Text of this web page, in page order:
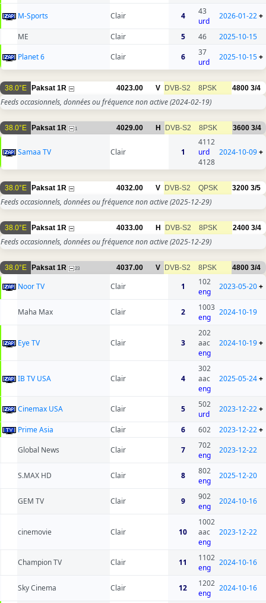
M-Sports Clair 4
43
urd
2026-01-22+
ME Clair 5 46
2025-10-15
Planet 6
Clair 6
37
urd
2025-10-15+
38.0°E Paksat 1R 4023.00 V DVB-S2 8PSK 4800 3/4
Feeds occasionnels, données ou fréquence non active(2024-02-19)
38.0°E Paksat 1R 1 4029.00 H DVB-S2 8PSK 3600 3/4
Samaa TV Clair 1
4112
urd
4128
2024-10-09+
38.0°E Paksat 1R 4032.00 V DVB-S2 QPSK 3200 3/5
Feeds occasionnels, données ou fréquence non active(2025-12-29)
38.0°E Paksat 1R 4033.00 H DVB-S2 8PSK 2400 3/4
Feeds occasionnels, données ou fréquence non active(2025-12-29)
38.0°E Paksat 1R 23 4037.00 V DVB-S2 8PSK 4800 3/4
Noor TV Clair 1
102
eng
2023-05-20+
Maha Max Clair 2
1003
eng
2024-10-19
Eye TV Clair 3
202
aac
eng
2024-10-19+
IB TV USA Clair 4
302
aac
eng
2025-05-24+
Cinemax USA Clair 5
502
urd
2023-12-22+
Prime Asia Clair 6 602 2023-12-22+
Global News
Clair 7
702
eng
2023-12-22
S.MAX HD Clair 8
802
eng
2025-12-20
GEM TV Clair 9
902
eng
2024-10-16
cinemovie Clair 10
1002
aac
eng
2023-12-22
Champion TV Clair 11
1102
eng
2024-10-16
Sky Cinema Clair 12
1202
eng
2024-10-16